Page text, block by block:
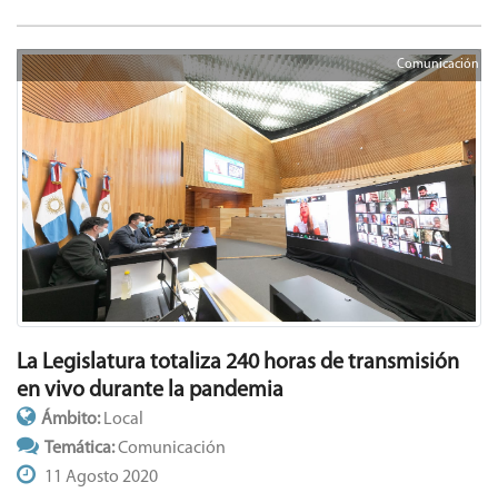
Comunicación
La Legislatura totaliza 240 horas de transmisión
en vivo durante la pandemia
Ámbito: Local
Temática:Comunicación
11 Agosto 2020